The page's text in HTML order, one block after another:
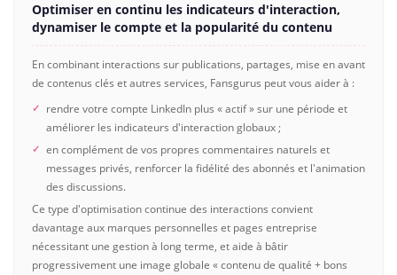
Optimiser en continu les indicateurs d'interaction,
dynamiser le compte et la popularité du contenu
En combinant interactions sur publications, partages, mise en avant
de contenus clés et autres services, Fansgurus peut vous aider à :
rendre votre compte LinkedIn plus « actif » sur une période et
améliorer les indicateurs d'interaction globaux ;
en complément de vos propres commentaires naturels et
messages privés, renforcer la fidélité des abonnés et l'animation
des discussions.
Ce type d'optimisation continue des interactions convient
davantage aux marques personnelles et pages entreprise
nécessitant une gestion à long terme, et aide à bâtir
progressivement une image globale « contenu de qualité + bons